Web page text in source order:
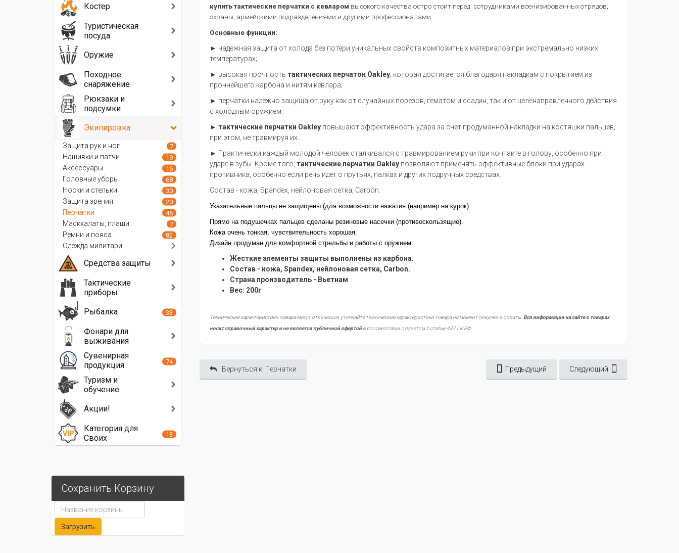
купить тактические перчатки с кевларом высокого качества остро стоит перед сотрудниками военизированных отрядов,
охраны, армейскими подразделениями и другими профессионалами.
Основные функции:
► надежная защита от холода без потери уникальных свойств композитных материалов при экстремально низких
температурах;
► высокая прочность тактических перчаток Oakley, которая достигается благодаря накладкам с покрытием из
прочнейшего карбона и нитям кевлара;
► перчатки надежно защищают руку как от случайных порезов, гематом и ссадин, так и от целенаправленного действия
с холодным оружием;
► тактические перчатки Oakleyповышают эффективность удара за счет продуманной накладки на костяшки пальцев,
при этом, не травмируя их.
► Практически каждый молодой человек сталкивался с травмированием руки при контакте в голову, особенно при
ударе в зубы. Кроме того, тактические перчатки Oakleyпозволяют применять эффективные блоки при ударах
противника, особенно если речь идет о прутьях, палках и других подручных средствах.
Состав - кожа, Spandex, нейлоновая сетка, Carbon.
Указательные пальцы не защищены (для возможности нажатия (например на курок)
Прямо на подушечках пальцев сделаны резиновые насечки (противоскользящие).
Кожа очень тонкая, чувствительность хорошая.
Дизайн продуман для комфортной стрельбы и работы с оружием.
Жесткие элементы защиты выполнены из карбона.
Состав - кожа, Spandex, нейлоновая сетка, Carbon.
Страна производитель - Вьетнам
Вес: 200г
Технические характеристики товара могут отличаться, уточняйте технические характеристики товара на момент покупки и оплаты. Вся информация на сайте о товарах
носит справочный характер и не является публичной офертойв соответствии с пунктом 2 статьи 437 ГК РФ.
Вернуться к: Перчатки Предыдущий Следующий
Костер
Туристическая
посуда
Оружие
Походное
снаряжение
Рюкзаки и
подсумки
Экипировка
Защита рук и ног 7
Нашивки и патчи 19
Аксессуары 16
Головные уборы 68
Носки и стельки 30
Защита зрения 20
Перчатки 46
Маскхалаты, плащи 7
Ремни и пояса 82
Одежда милитари
Средства защиты
Тактические
приборы
Рыбалка
33
Фонари для
выживания
Сувенирная
продукция
74
Туризм и
обучение
Акции!
Категория для
Своих
13
Сохранить Корзину